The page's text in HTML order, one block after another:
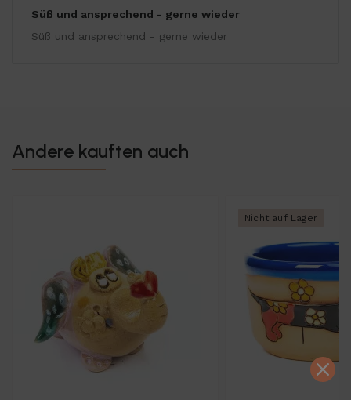
Süß und ansprechend - gerne wieder
Süß und ansprechend - gerne wieder
Andere kauften auch
Nicht auf Lager